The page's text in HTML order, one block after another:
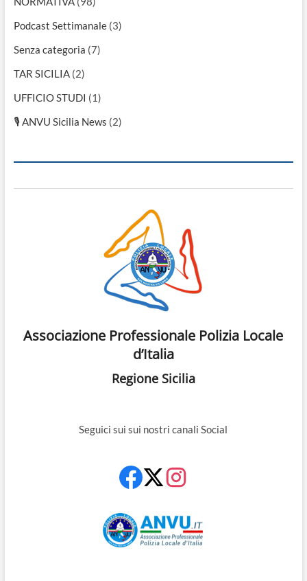
Podcast Settimanale(3)
Senza categoria (7)
TAR SICILIA(2)
UFFICIO STUDI (1)
🎙 ANVU Sicilia News (2)
Associazione Professionale Polizia Locale
d’Italia
Regione Sicilia
Seguici sui sui nostri canali Social